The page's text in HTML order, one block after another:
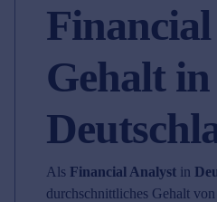
Gehalt in
Als Financial Analyst in
durchschnittliches Gehalt von